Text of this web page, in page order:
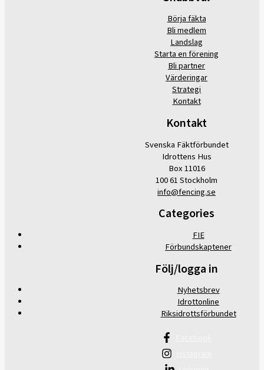
Börja fäkta
Bli medlem
Landslag
Starta en förening
Bli partner
Värderingar
Strategi
Kontakt
Kontakt
Svenska Fäktförbundet
Idrottens Hus
Box 11016
100 61 Stockholm
info@fencing.se
Categories
FIE
Förbundskaptener
Följ/logga in
Nyhetsbrev
Idrottonline
Riksidrottsförbundet